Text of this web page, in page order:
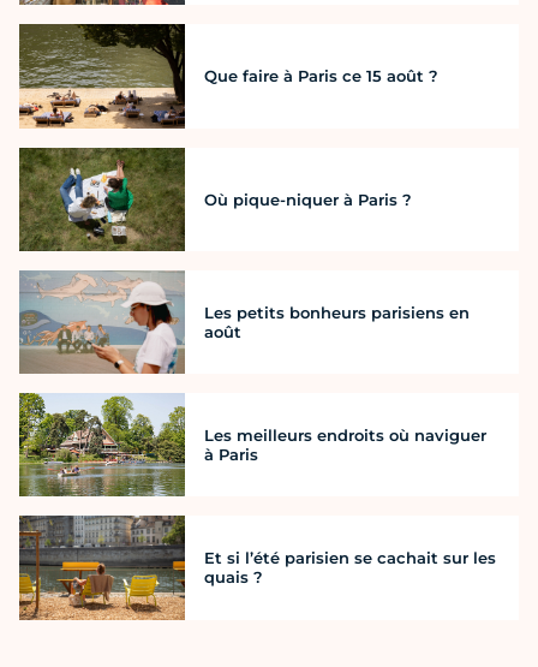
Que faire à Paris ce 15 août ?
Où pique-niquer à Paris ?
Les petits bonheurs parisiens en
août
Les meilleurs endroits où naviguer
à Paris
Et si l’été parisien se cachait sur les
quais ?